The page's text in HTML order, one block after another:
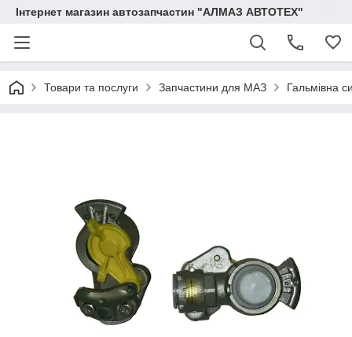
Інтернет магазин автозапчастин "АЛМАЗ АВТОТЕХ"
Товари та послуги Запчастини для МАЗ Гальмівна